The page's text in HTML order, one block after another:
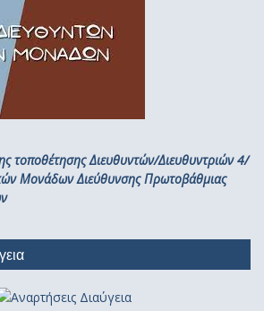
τοποθέτησης Διευθυντών/Διευθυντριών 4/
Μονάδων Διεύθυνσης Πρωτοβάθμιας